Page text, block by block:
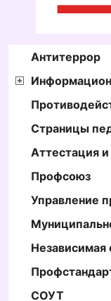
Антитеррор
Страницы
Аттестация
Профсоюз
Управление
Независимая
СОУТ